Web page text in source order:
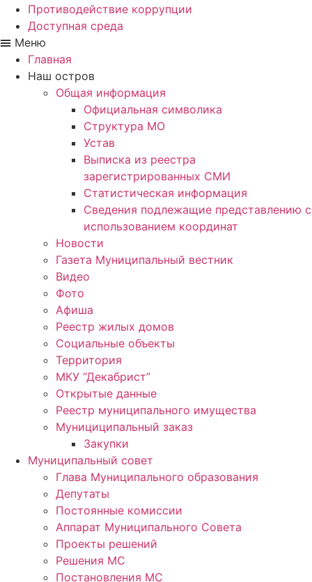
Противодействие коррупции
Доступная среда
Меню
Главная
Наш остров
Общая информация
Официальная символика
Структура МО
Устав
Выписка из реестра
зарегистрированных СМИ
Статистическая информация
Сведения подлежащие представлению с
использованием координат
Новости
Газета Муниципальный вестник
Видео
Фото
Афиша
Реестр жилых домов
Социальные объекты
Территория
МКУ “Декабрист”
Открытые данные
Реестр муниципального имущества
Мунициципальный заказ
Закупки
Муниципальный совет
Глава Муниципального образования
Депутаты
Постоянные комиссии
Аппарат Муниципального Совета
Проекты решений
Решения МС
Постановления МС